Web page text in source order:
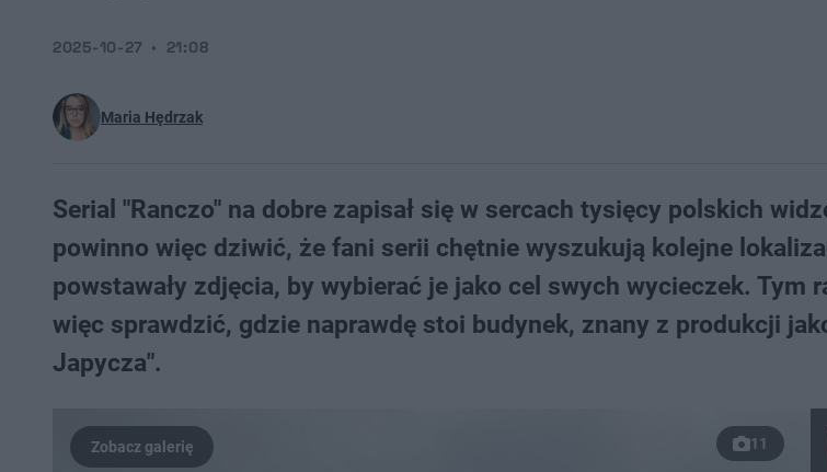
Maria Hędrzak
2025-10-27 21:08
Serial "Ranczo" na dobre zapisał się w sercach tysięcy polskich
powinno więc dziwić, że fani serii chętnie wyszukują kolejne
powstawały zdjęcia, by wybierać je jako cel swych wycieczek. Tym
więc sprawdzić, gdzie naprawdę stoi budynek, znany z produkcji
Japycza".
11